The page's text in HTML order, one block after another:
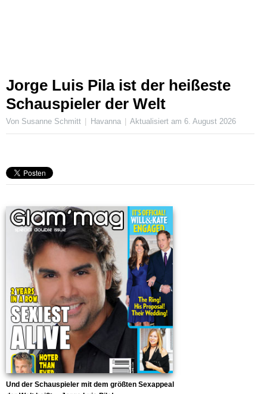
Jorge Luis Pila ist der heißeste
Schauspieler der Welt
Von Susanne Schmitt Havanna Aktualisiert am6. August 2026
Und der Schauspieler mit dem größten Sexappeal